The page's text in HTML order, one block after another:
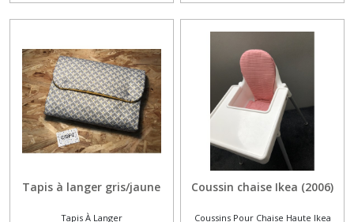
Tapis à langer gris/jaune
Tapis À Langer
Coussin chaise Ikea (2006)
Coussins Pour Chaise Haute Ikea